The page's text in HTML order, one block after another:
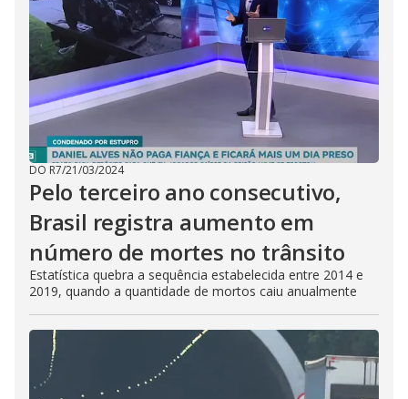
DO R7/21/03/2024
Pelo terceiro ano consecutivo,
Brasil registra aumento em
número de mortes no trânsito
Estatística quebra a sequência estabelecida entre 2014 e
2019, quando a quantidade de mortos caiu anualmente